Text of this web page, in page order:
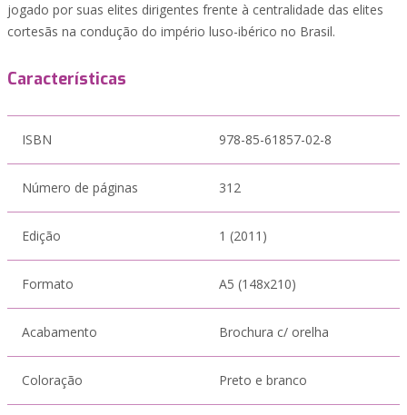
jogado por suas elites dirigentes frente à centralidade das elites
cortesãs na condução do império luso-ibérico no Brasil.
Características
ISBN 978-85-61857-02-8
Número de páginas 312
Edição 1 (2011)
Formato A5 (148x210)
Acabamento Brochura c/ orelha
Coloração Preto e branco